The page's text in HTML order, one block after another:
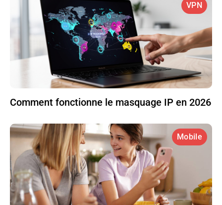
VPN
Comment fonctionne le masquage IP en 2026
Mobile